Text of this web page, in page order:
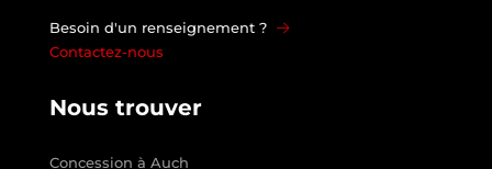
Besoin d'un renseignement ?
Contactez-nous
Nous trouver
Concession à Auch